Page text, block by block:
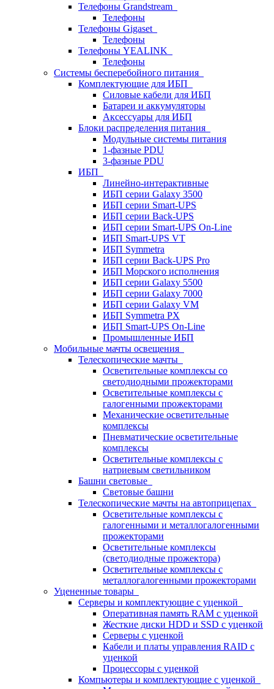
Телефоны Grandstream
Телефоны
Телефоны Gigaset
Телефоны
Телефоны YEALINK
Телефоны
Системы бесперебойного питания
Комплектующие для ИБП
Силовые кабели для ИБП
Батареи и аккумуляторы
Аксессуары для ИБП
Блоки распределения питания
Модульные системы питания
1-фазные PDU
3-фазные PDU
ИБП
Линейно-интерактивные
ИБП серии Galaxy 3500
ИБП серии Smart-UPS
ИБП серии Back-UPS
ИБП серии Smart-UPS On-Line
ИБП Smart-UPS VT
ИБП Symmetra
ИБП серии Back-UPS Pro
ИБП Морского исполнения
ИБП серии Galaxy 5500
ИБП серии Galaxy 7000
ИБП серии Galaxy VM
ИБП Symmetra PX
ИБП Smart-UPS On-Line
Промышленные ИБП
Мобильные мачты освещения
Телескопические мачты
Осветительные комплексы со
светодиодными прожекторами
Осветительные комплексы с
галогенными прожекторами
Механические осветительные
комплексы
Пневматические осветительные
комплексы
Осветительные комплексы с
натриевым светильником
Башни световые
Световые башни
Телескопические мачты на автоприцепах
Осветительные комплексы с
галогенными и металлогалогенными
прожекторами
Осветительные комплексы
(светодиодные прожектора)
Осветительные комплексы с
металлогалогенными прожекторами
Уцененные товары
Серверы и комплектующие с уценкой
Оперативная память RAM с уценкой
Жесткие диски HDD и SSD с уценкой
Серверы с уценкой
Кабели и платы управления RAID с
уценкой
Процессоры с уценкой
Компьютеры и комплектующие с уценкой